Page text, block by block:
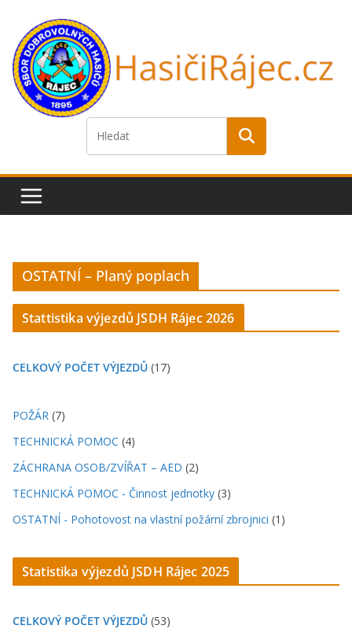
obsah
OSTATNÍ – Planý poplach
Stattistika výjezdů JSDH Rájec 2026
CELKOVÝ POČET VÝJEZDŮ (17)
POŽÁR (7)
TECHNICKÁ POMOC (4)
ZÁCHRANA OSOB/ZVÍŘAT – AED (2)
TECHNICKÁ POMOC - Činnost jednotky (3)
OSTATNÍ - Pohotovost na vlastní požární zbrojnici (1)
Statistika výjezdů JSDH Rájec 2025
CELKOVÝ POČET VÝJEZDŮ (53)